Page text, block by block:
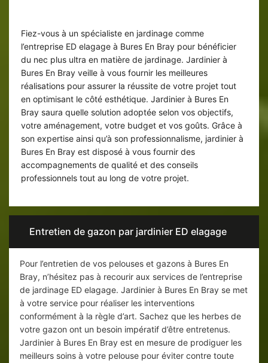
Fiez-vous à un spécialiste en jardinage comme
l’entreprise ED elagage à Bures En Bray pour bénéficier
du nec plus ultra en matière de jardinage. Jardinier à
Bures En Bray veille à vous fournir les meilleures
réalisations pour assurer la réussite de votre projet tout
en optimisant le côté esthétique. Jardinier à Bures En
Bray saura quelle solution adoptée selon vos objectifs,
votre aménagement, votre budget et vos goûts. Grâce à
son expertise ainsi qu’à son professionnalisme, jardinier à
Bures En Bray est disposé à vous fournir des
accompagnements de qualité et des conseils
professionnels tout au long de votre projet.
Entretien de gazon par jardinier ED elagage
Pour l’entretien de vos pelouses et gazons à Bures En
Bray, n’hésitez pas à recourir aux services de l’entreprise
de jardinage ED elagage. Jardinier à Bures En Bray se met
à votre service pour réaliser les interventions
conformément à la règle d’art. Sachez que les herbes de
votre gazon ont un besoin impératif d’être entretenus.
Jardinier à Bures En Bray est en mesure de prodiguer les
meilleurs soins à votre pelouse pour éviter contre toute